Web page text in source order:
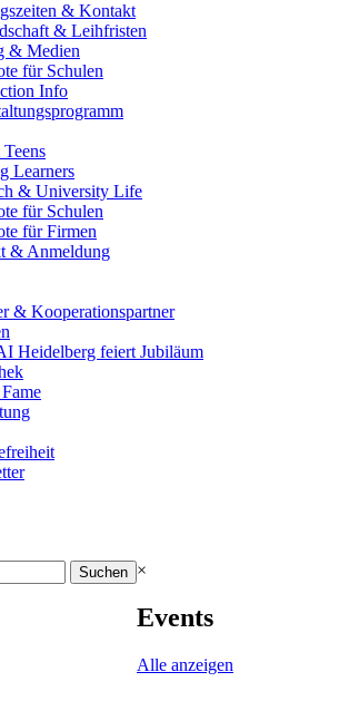
& Kontakt
& Leihfristen
& Medien
für Schulen
Info
Learners
& University Life
für Schulen
für Firmen
& Anmeldung
& Kooperationspartner
Heidelberg feiert Jubiläum
×
Events
Alle anzeigen